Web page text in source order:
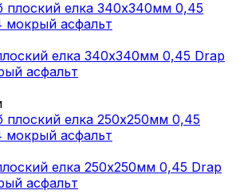
елка 340х340мм 0,45 Drap
асфальт
елка 250х250мм 0,45 Drap
асфальт